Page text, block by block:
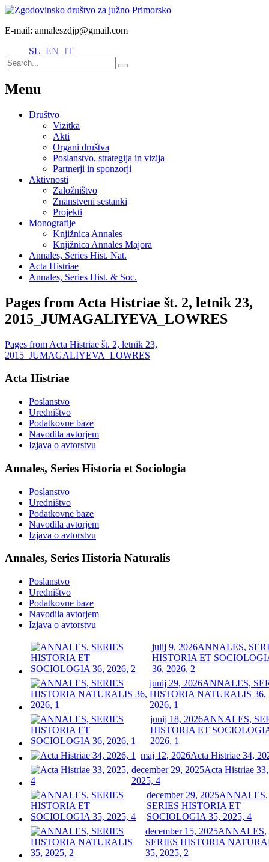
E-mail: annaleszdjp@gmail.com
SL EN IT
Menu
Društvo
Vizitka
Akti
Organi društva
Poslanstvo, strategija in vizija
Partnerji in sponzorji
Aktivnosti
Založništvo
Znanstveni sestanki
Projekti
Monografije
Knjižnica Annales
Knjižnica Annales Majora
Annales, Series Hist. Nat.
Acta Histriae
Annales, Series Hist. & Soc.
Pages from Acta Histriae št. 2, letnik 23,
2015_JUMAGALIYEVA_LOWRES
Pages from Acta Histriae št. 2, letnik 23,
2015_JUMAGALIYEVA_LOWRES
Acta Histriae
Poslanstvo
Uredništvo
Podatkovne baze
Navodila avtorjem
Izjava o avtorstvu
Annales, Series Historia et Sociologia
Poslanstvo
Uredništvo
Podatkovne baze
Navodila avtorjem
Izjava o avtorstvu
Annales, Series Historia Naturalis
Poslanstvo
Uredništvo
Podatkovne baze
Navodila avtorjem
Izjava o avtorstvu
julij 9, 2026ANNALES,
HISTORIA ET
36, 2026, 2
junij 29, 2026ANNALES,
HISTORIA NATURALIS 36,
2026, 1
junij 18, 2026ANNALES,
HISTORIA ET
2026, 1
maj 12, 2026Acta Histriae 34,
december 29, 2025Acta Histriae 33,
2025, 4
december 29, 2025ANNALES,
SERIES HISTORIA ET
SOCIOLOGIA 35, 2025, 4
december 15, 2025ANNALES,
SERIES HISTORIA
35, 2025, 2